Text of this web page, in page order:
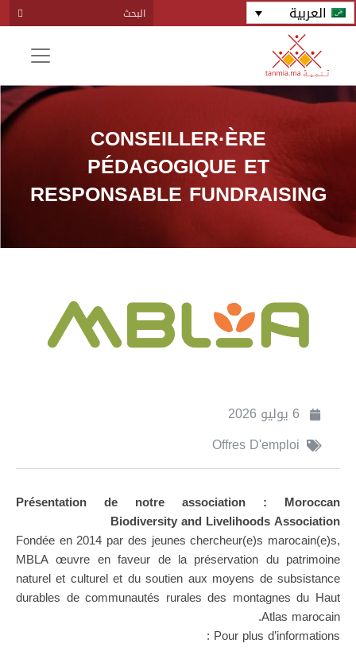
العربية
CONSEILLER·ÈRE
PÉDAGOGIQUE ET
RESPONSABLE FUNDRAISING
6 يوليو 2026
Offres D'emploi
Présentation de notre association : Moroccan
Biodiversity and Livelihoods Association
Fondée en 2014 par des jeunes chercheur(e)s marocain(e)s,
MBLA œuvre en faveur de la préservation du patrimoine
naturel et culturel et du soutien aux moyens de subsistance
durables de communautés rurales des montagnes du Haut
Atlas marocain.
Pour plus d’informations :